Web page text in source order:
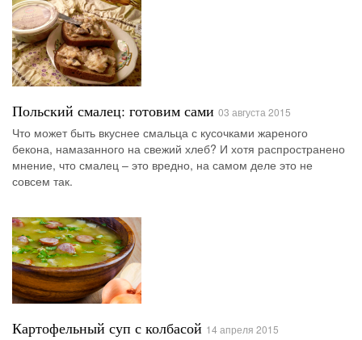
Польский смалец: готовим сами 03 августа 2015
Что может быть вкуснее смальца с кусочками жареного
бекона, намазанного на свежий хлеб? И хотя распространено
мнение, что смалец – это вредно, на самом деле это не
совсем так.
Картофельный суп с колбасой 14 апреля 2015